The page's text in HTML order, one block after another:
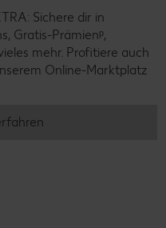
Sichere dir in
Gratis-Prämienᵖ,
mehr. Profitiere auch
Online-Marktplatz